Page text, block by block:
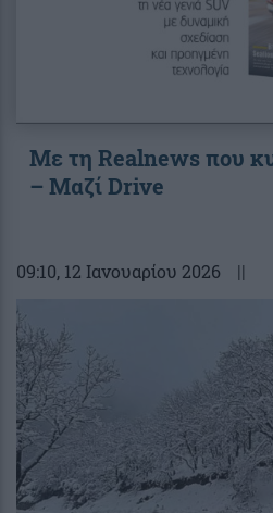
Με τη Realnews που
– Μαζί Drive
09:10, 12 Ιανουαρίου 2026 ||